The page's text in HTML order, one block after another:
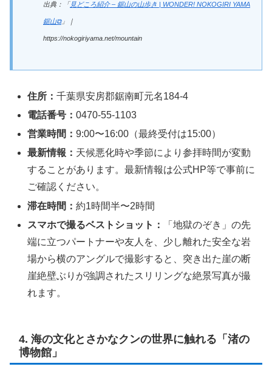
出典：「 見どころ紹介 – 鋸山の山歩き | WONDER! NOKOGIRI YAMA
鋸山⧉」｜
https://nokogiriyama.net/mountain
住所：千葉県安房郡鋸南町元名184-4
電話番号：0470-55-1103
営業時間：9:00〜16:00（最終受付は15:00）
最新情報： 天候悪化時や季節により参拝時間が変動
することがあります。最新情報は公式HP等で事前に
ご確認ください。
滞在時間：約1時間半〜2時間
スマホで撮るベストショット：
「地獄のぞき」の先
端に立つパートナーや友人を、少し離れた安全な岩
場から横のアングルで撮影すると、突き出た崖の断
崖絶壁ぶりが強調されたスリリングな絶景写真が撮
れます。
4. 海の文化とさかなクンの世界に触れる「渚の
博物館」